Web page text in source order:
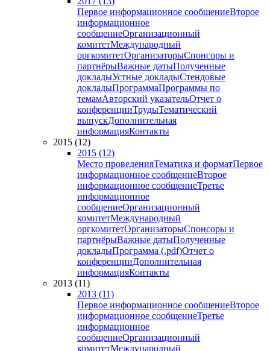
Первое информационное сообщениеВторое
информационное
сообщениеОрганизационный
комитетМеждународный
оргкомитетОрганизаторыСпонсоры и
партнёрыВажные датыПолученные
докладыУстные докладыСтендовые
докладыПрограммаПрограммы по
темамАвторский указательОтчет о
конференцииТрудыТематический
выпускДополнительная
информацияКонтакты
2015 (12)
2015 (12)
Место проведенияТематика и форматПервое
информационное сообщениеВторое
информационное сообщениеТретье
информационное
сообщениеОрганизационный
комитетМеждународный
оргкомитетОрганизаторыСпонсоры и
партнёрыВажные датыПолученные
докладыПрограмма (.pdf)Отчет о
конференцииДополнительная
информацияКонтакты
2013 (11)
2013 (11)
Первое информационное сообщениеВторое
информационное сообщениеТретье
информационное
сообщениеОрганизационный
комитетМеждународный